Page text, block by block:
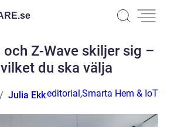
se
och Z-Wave skiljer sig –
du ska välja
Julia Ekkeditorial,Smarta Hem & IoT